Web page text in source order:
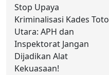
Stop Upaya
Kriminalisasi Kades Toto
Utara: APH dan
Inspektorat Jangan
Dijadikan Alat
Kekuasaan!